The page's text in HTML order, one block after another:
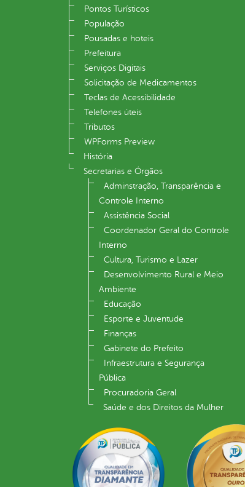
Pontos Turísticos
População
Pousadas e hoteis
Prefeitura
Serviços Digitais
Solicitação de Medicamentos
Teclas de Acessibilidade
Telefones úteis
Tributos
WPForms Preview
História
Secretarias e Órgãos
Adminstração, Transparência e
Controle Interno
Assistência Social
Coordenador Geral do Controle
Interno
Cultura, Turismo e Lazer
Desenvolvimento Rural e Meio
Ambiente
Educação
Esporte e Juventude
Finanças
Gabinete do Prefeito
Infraestrutura e Segurança
Pública
Procuradoria Geral
Saúde e dos Direitos da Mulher